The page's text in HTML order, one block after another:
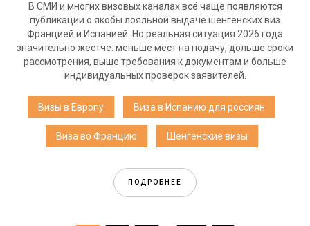
В СМИ и многих визовых каналах всё чаще появляются
публикации о якобы лояльной выдаче шенгенских виз
Францией и Испанией. Но реальная ситуация 2026 года
значительно жестче: меньше мест на подачу, дольше сроки
рассмотрения, выше требования к документам и больше
индивидуальных проверок заявителей.
Визы в Европу Виза в Испанию для россиян
Виза во Францию Шенгенские визы
ПОДРОБНЕЕ